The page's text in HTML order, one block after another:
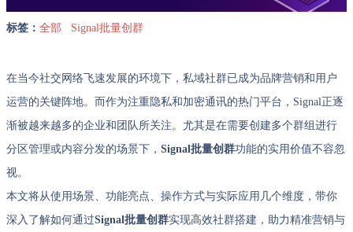
标签： 全部 Signal批量创群
在当今社交网络飞速发展的环境下，私域社群已成为品牌营销和用户
运营的关键阵地。而作为注重隐私和加密通讯的热门平台，Signal正逐
渐被越来越多的企业和团队所关注。尤其是在需要创建多个群组进行
分区管理或内容分发的场景下， Signal批量创群功能的实用价值不容忽
视。
本文将从使用场景、功能亮点、操作方式与实际应用几个维度，带你
深入了解如何通过Signal批量创群实现高效社群搭建，助力精准营销与